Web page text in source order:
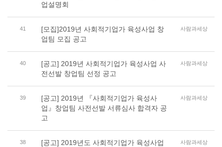
업설명회
41
[모집]2019년 사회적기업가 육성사업 창
업팀 모집 공고
사람과세상
40
[공고] 2019년 사회적기업가 육성사업 사
전선발 창업팀 선정 공고
사람과세상
39
[공고] 2019년 『사회적기업가 육성사
업』창업팀 사전선발 서류심사 합격자 공
고
사람과세상
38
[공고] 2019년도 사회적기업가 육성사업
사람과세상